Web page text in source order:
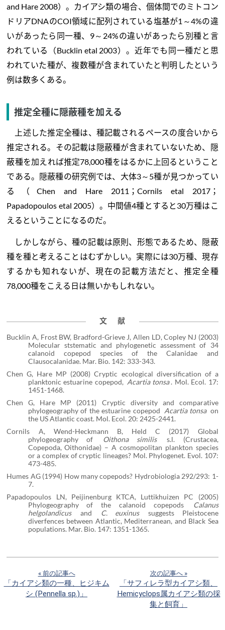
and Hare 2008）。カイアシ類の場合、個体間でのミトコン
ドリアDNAのCOI領域に配列されている塩基が1～4%の違
いがあったら同一種、9～24%の違いがあったら別種と言
われている（Bucklin etal 2003）。近年でも同一種だと思
われていた種が、複数種が含まれていたと判明したという
例は数多くある。
推定全種に隠蔽種を加える
上述した推定全種は、種記載されるペースの度合いから
推定される。その記載は隠蔽種が含まれていないため、隠
蔽種を加えれば推定78,000種をはるかに上回るということ
である。隠蔽種の研究例では、大体3～5種が見つかってい
る（Chen and Hare 2011；Cornils etal 2017；
Papadopoulos etal 2005）。中間値4種とすると30万種はこ
えるということになるのだ。
しかしながら、種の記載は原則、形態であるため、隠蔽
種を種と考えることはむずかしい。実際には30万種、現存
するかも知れないが、現在の記載方法だと、推定全種
78,000種をこえる日は無いかもしれない。
文 献
Bucklin A, Frost BW, Bradford-Grieve J, Allen LD, Copley NJ (2003)
Molecular ststematic and phylogenetic assessment of 34
calanoid copepod species of the Calanidae and
Clausocalanidae. Mar. Bio. 142: 333-343.
Chen G, Hare MP (2008) Cryptic ecological diversification of a
planktonic estuarine copepod, Acartia tonsa. Mol. Ecol. 17:
1451-1468.
Chen G, Hare MP (2011) Cryptic diversity and comparative
phylogeography of the estuarine copepod Acartia tonsa on
the US Atlantic coast. Mol. Ecol. 20: 2425-2441.
Cornils A, Wend-Heckmann B, Held C (2017) Global
phylogeography of
Oithona similis
s.l. (Crustacea,
Copepoda, Oithonidae) – A cosmopolitan plankton species
or a complex of cryptic lineages? Mol. Phylogenet. Evol. 107:
473-485.
Humes AG (1994) How many copepods? Hydrobiologia 292/293: 1-
7.
Papadopoulos LN, Peijinenburg KTCA, Luttikhuizen PC (2005)
Phylogeography of the calanoid copepods
Calanus
helgolandicus
and C. euxinus
suggests Pleistocene
diverfences between Atlantic, Mediterranean, and Black Sea
populations. Mar. Bio. 147: 1351-1365.
« 前の記事へ
「カイアシ類の一種、ヒジキム
シ (Pennella sp.)」
次の記事へ »
「サフィレラ型カイアシ類、
Hemicyclops属カイアシ類の採
集と飼育」